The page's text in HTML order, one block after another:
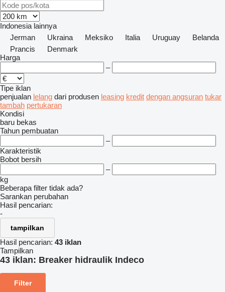
Indonesia lainnya
Jerman
Ukraina Meksiko Italia Uruguay
Belanda
Prancis
Denmark
Harga
–
Tipe iklan
penjualan lelang dari produsen leasing kredit dengan angsuran tukar
tambah pertukaran
Kondisi
baru bekas
Tahun pembuatan
–
Karakteristik
Bobot bersih
–
kg
Beberapa filter tidak ada?
Sarankan perubahan
Hasil pencarian:
-
tampilkan
Hasil pencarian: 43 iklan
Tampilkan
43 iklan: Breaker hidraulik Indeco
Filter